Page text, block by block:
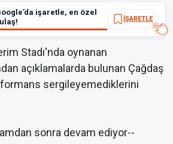
işaretle, en özel
İŞARETLE
Stadı'nda oynanan
açıklamalarda bulunan Çağdaş
sergileyemediklerini
sonra devam ediyor--